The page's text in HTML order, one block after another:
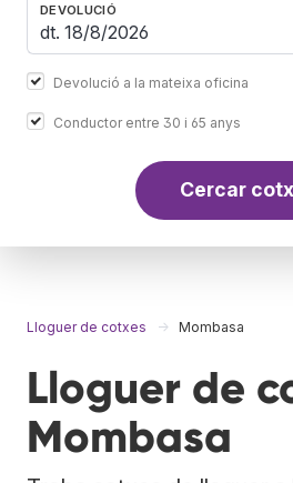
DEVOLUCIÓ
Devolució a la mateixa oficina
Conductor entre 30 i 65 anys
Cercar
Lloguer de cotxes Mombasa
Lloguer de
Mombasa